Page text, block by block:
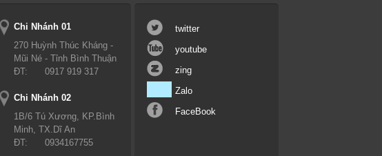
Chi Nhánh 01
270 Huỳnh Thúc Kháng -
Mũi Né - Tỉnh Bình Thuận
ĐT:
0917 919 317
Chi Nhánh 02
1B/6 Tú Xương, KP.Bình
Minh, TX.Dĩ An
ĐT:
0934167755
twitter
youtube
zing
Zalo
FaceBook